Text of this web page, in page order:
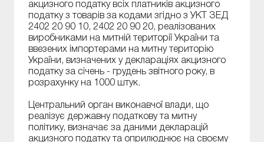
акцизного податку всіх платників акцизного
податку з товарів за кодами згідно з УКТ ЗЕД
2402 20 90 10, 2402 20 90 20, реалізованих
виробниками на митній території України та
ввезених імпортерами на митну територію
України, визначених у деклараціях акцизного
податку за січень - грудень звітного року, в
розрахунку на 1000 штук.
Центральний орган виконавчої влади, що
реалізує державну податкову та митну
політику, визначає за даними декларацій
акцизного податку та оприлюднює на своєму